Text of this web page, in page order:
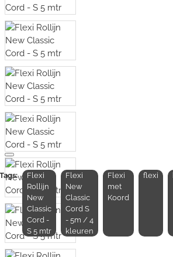
Flexi
Rollijn
New
Classic
Cord -
S 5 mtr
Flexi
New
Classic
Cord S
- 5m / 4
kleuren
Flexi
met
Koord
flexi